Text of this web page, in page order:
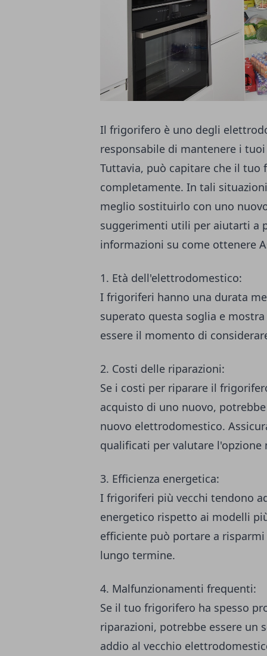
Il frigorifero è uno degli
responsabile di mantenere i
Tuttavia, può capitare che il
completamente. In tali
meglio sostituirlo con uno
suggerimenti utili per aiutarti a
informazioni su come ottenere
1. Età dell'elettrodomestico:
I frigoriferi hanno una durata
superato questa soglia e
essere il momento di
2. Costi delle riparazioni:
Se i costi per riparare il
acquisto di uno nuovo,
nuovo elettrodomestico.
qualificati per valutare l'opzione
3. Efficienza energetica:
I frigoriferi più vecchi tendono
energetico rispetto ai modelli
efficiente può portare a
lungo termine.
4. Malfunzionamenti frequenti:
Se il tuo frigorifero ha spesso
riparazioni, potrebbe essere un
addio al vecchio